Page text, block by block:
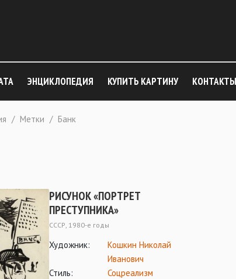
ЭНЦИКЛОПЕДИЯ КУПИТЬ КАРТИНУ КОНТАКТЫ
/ Метки / Банк
РИСУНОК «ПОРТРЕТ
ПРЕСТУПНИКА»
СССР, 1980-е годы
Художник:
Кошкин Николай
Иванович
Стиль:
Соцреализм